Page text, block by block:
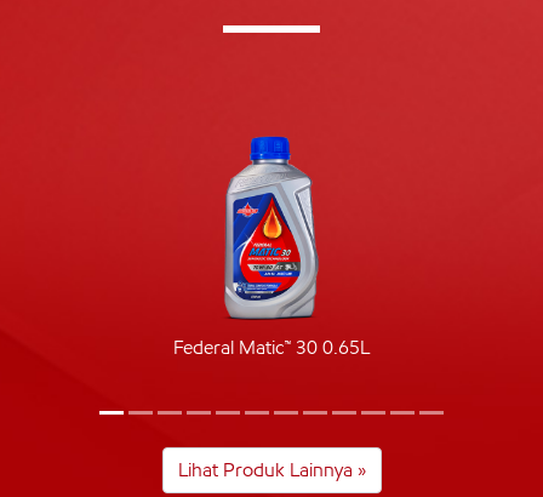
Federal Matic™ 30 0.65L
Lihat Produk Lainnya »